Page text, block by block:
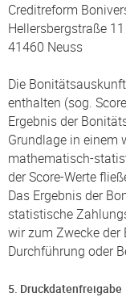
Creditreform
Hellersbergstraße 11
41460 Neuss
Die
enthalten (sog.
Ergebnis der
Grundlage in einem
mathematisch-
der Score-Werte
Das Ergebnis der
statistische
wir zum Zwecke der
Durchführung oder
5. Druckdatenfreigabe